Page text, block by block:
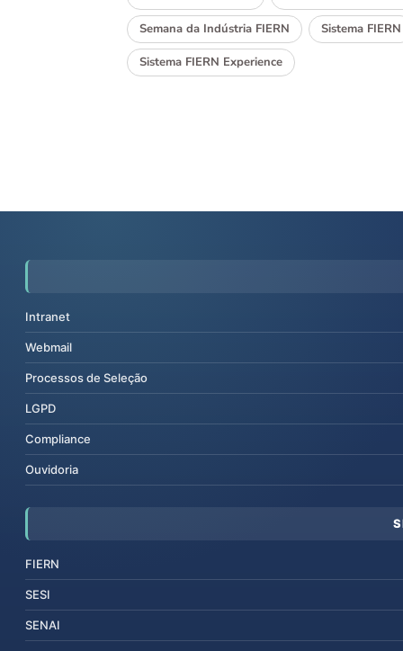
Semana da Indústria FIERN Sistema FIERN
Sistema FIERN Experience
Intranet
Webmail
Processos de Seleção
LGPD
Compliance
Ouvidoria
FIERN
SESI
SENAI